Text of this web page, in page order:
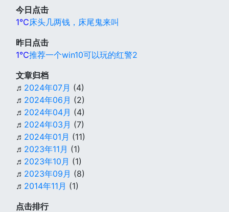
今日点击
1℃床头几两钱，床尾鬼来叫
昨日点击
1℃推荐一个win10可以玩的红警2
文章归档
♬ 2024年07月 (4)
♬ 2024年06月 (2)
♬ 2024年04月 (4)
♬ 2024年03月 (7)
♬ 2024年01月 (11)
♬ 2023年11月 (1)
♬ 2023年10月 (1)
♬ 2023年09月 (8)
♬ 2014年11月 (1)
点击排行